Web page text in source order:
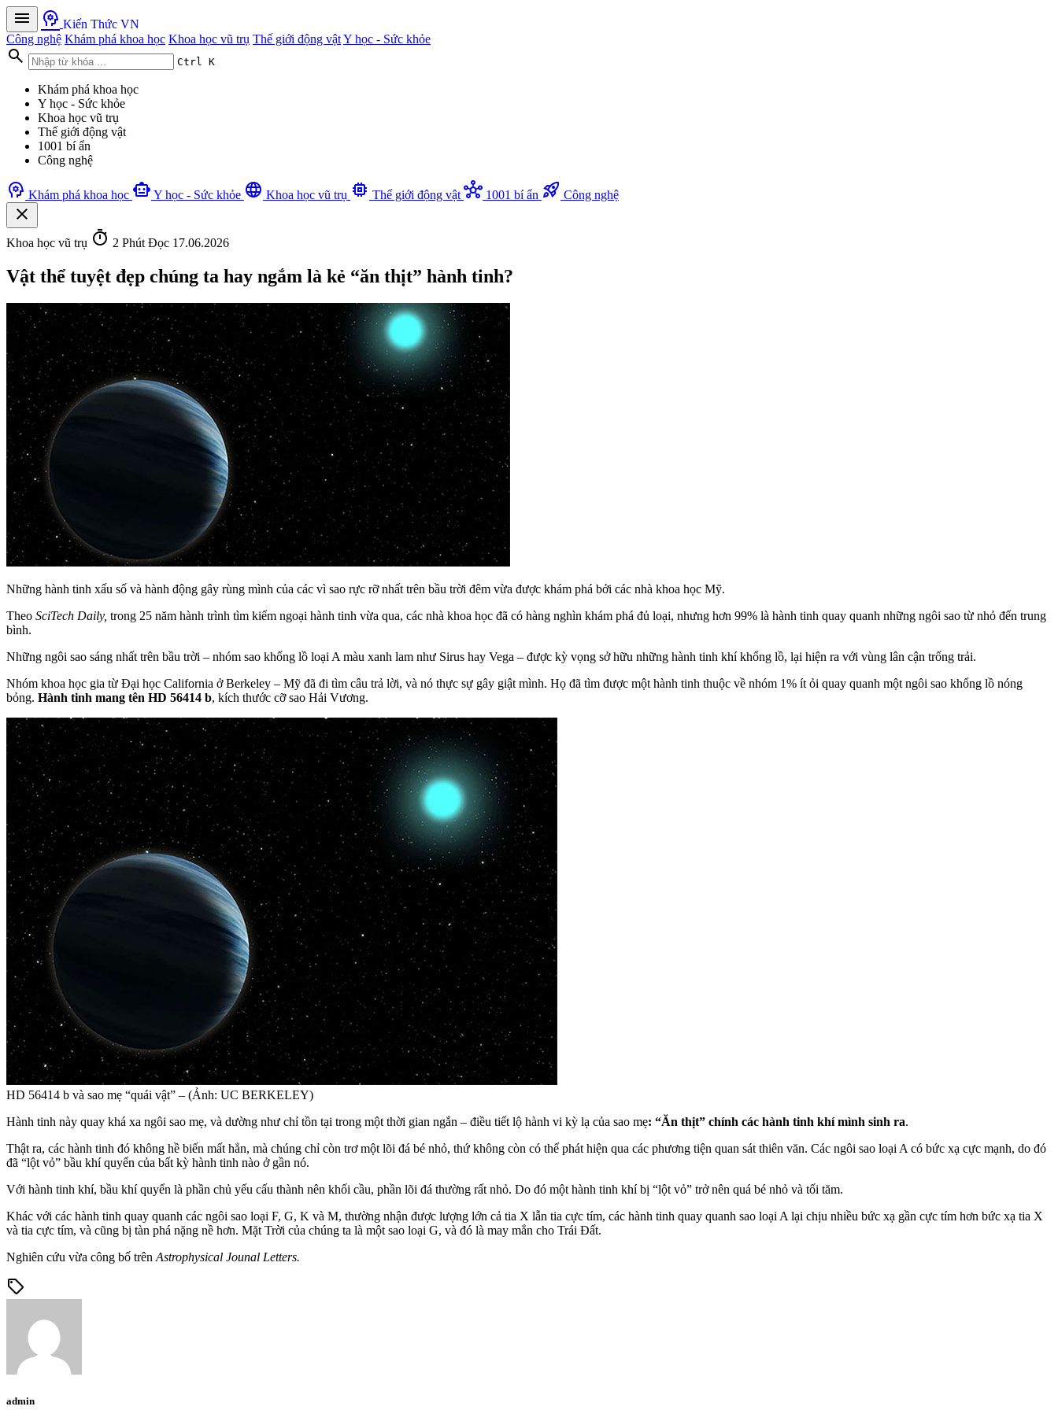
menu psychology Kiến Thức VN
Công nghệ Khám phá khoa học Khoa học vũ trụ Thế giới động vậtY học - Sức khỏe
search Ctrl K
Khám phá khoa học
Y học - Sức khỏe
Khoa học vũ trụ
Thế giới động vật
1001 bí ẩn
Công nghệ
psychology Khám phá khoa học smart_toy Y học - Sức khỏe language Khoa học vũ trụ memory Thế giới động vật hub 1001 bí ẩn rocket_launch Công nghệ
close
Khoa học vũ trụ timer 2 Phút Đọc 17.06.2026
Vật thể tuyệt đẹp chúng ta hay ngắm là kẻ “ăn thịt” hành tinh?
Những hành tinh xấu số và hành động gây rùng mình của các vì sao rực rỡ nhất trên bầu trời đêm vừa được khám phá bởi các nhà khoa học Mỹ.
Theo SciTech Daily, trong 25 năm hành trình tìm kiếm ngoại hành tinh vừa qua, các nhà khoa học đã có hàng nghìn khám phá đủ loại, nhưng hơn 99% là hành tinh quay quanh những ngôi sao từ nhỏ đến trung
bình.
Những ngôi sao sáng nhất trên bầu trời – nhóm sao khổng lồ loại A màu xanh lam như Sirus hay Vega – được kỳ vọng sở hữu những hành tinh khí khổng lồ, lại hiện ra với vùng lân cận trống trải.
Nhóm khoa học gia từ Đại học California ở Berkeley – Mỹ đã đi tìm câu trả lời, và nó thực sự gây giật mình. Họ đã tìm được một hành tinh thuộc về nhóm 1% ít ỏi quay quanh một ngôi sao khổng lồ nóng
bỏng. Hành tinh mang tên HD 56414 b, kích thước cỡ sao Hải Vương.
HD 56414 b và sao mẹ “quái vật” – (Ảnh: UC BERKELEY)
Hành tinh này quay khá xa ngôi sao mẹ, và dường như chỉ tồn tại trong một thời gian ngắn – điều tiết lộ hành vi kỳ lạ của sao mẹ: “Ăn thịt” chính các hành tinh khí mình sinh ra.
Thật ra, các hành tinh đó không hề biến mất hẳn, mà chúng chỉ còn trơ một lõi đá bé nhỏ, thứ không còn có thể phát hiện qua các phương tiện quan sát thiên văn. Các ngôi sao loại A có bức xạ cực mạnh, do đó
đã “lột vỏ” bầu khí quyển của bất kỳ hành tinh nào ở gần nó.
Với hành tinh khí, bầu khí quyển là phần chủ yếu cấu thành nên khối cầu, phần lõi đá thường rất nhỏ. Do đó một hành tinh khí bị “lột vỏ” trở nên quá bé nhỏ và tối tăm.
Khác với các hành tinh quay quanh các ngôi sao loại F, G, K và M, thường nhận được lượng lớn cả tia X lẫn tia cực tím, các hành tinh quay quanh sao loại A lại chịu nhiều bức xạ gần cực tím hơn bức xạ tia X
và tia cực tím, và cũng bị tàn phá nặng nề hơn. Mặt Trời của chúng ta là một sao loại G, và đó là may mắn cho Trái Đất.
Nghiên cứu vừa công bố trên Astrophysical Jounal Letters.
sell
admin